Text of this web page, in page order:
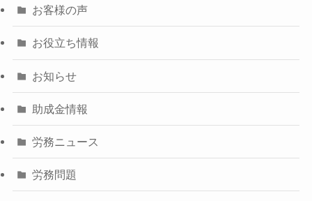
お客様の声
お役立ち情報
お知らせ
助成金情報
労務ニュース
労務問題